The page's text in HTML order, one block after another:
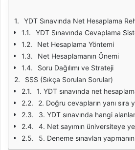
YDT Sınavında Net Hesaplama
YDT Sınavında Cevaplama
Net Hesaplama Yöntemi
Net Hesaplamanın Önemi
Soru Dağılımı ve Strateji
SSS (Sıkça Sorulan Sorular)
1. YDT sınavında net hesaplamak için
2. Doğru cevapların yanı sıra yanlış
3. YDT sınavında hangi alanlarda
4. Net sayımın üniversiteye
5. Deneme sınavları